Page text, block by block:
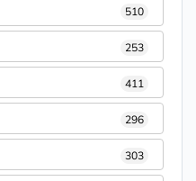
510
253
411
296
303